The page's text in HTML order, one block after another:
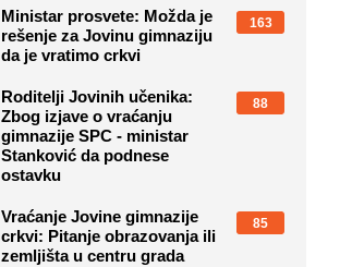
Ministar prosvete: Možda je
rešenje za Jovinu gimnaziju
da je vratimo crkvi
163
Roditelji Jovinih učenika:
Zbog izjave o vraćanju
gimnazije SPC - ministar
Stanković da podnese
ostavku
88
Vraćanje Jovine gimnazije
crkvi: Pitanje obrazovanja ili
zemljišta u centru grada
85